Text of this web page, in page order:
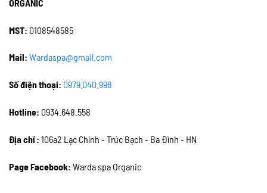
ORGANIC
MST: 0108548585
Mail: Wardaspa@gmail.com
Số điện thoại: 0979.040.998
Hotline: 0934.648.558
Địa chỉ : 106a2 Lạc Chính - Trúc Bạch - Ba Đình - HN
Page Facebook: Warda spa Organic